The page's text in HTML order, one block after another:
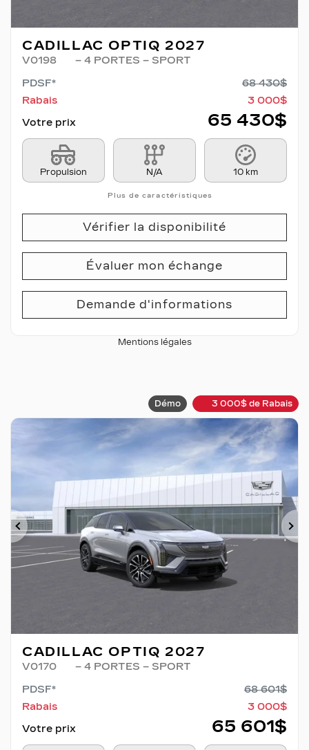
CADILLAC OPTIQ 2027
V0198
– 4 PORTES – SPORT
PDSF*
68 430$
Rabais
3 000$
Votre prix
65 430$
Propulsion N/A 10 km
Plus de caractéristiques
Vérifier la disponibilité
Évaluer mon échange
Demande d'informations
Mentions légales
Démo 3 000$ de Rabais
Précédent
CADILLAC OPTIQ 2027
V0170
– 4 PORTES – SPORT
PDSF*
68 601$
Rabais
3 000$
Votre prix
65 601$